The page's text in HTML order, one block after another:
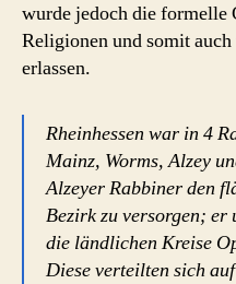
wurde jedoch die formelle
Religionen und somit
erlassen.
Rheinhessen war in 4
Mainz, Worms, Alzey
Alzeyer Rabbiner den
Bezirk zu versorgen; er
die ländlichen Kreise
Diese verteilten sich